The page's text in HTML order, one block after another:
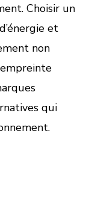
Choisir un
et
non
qui